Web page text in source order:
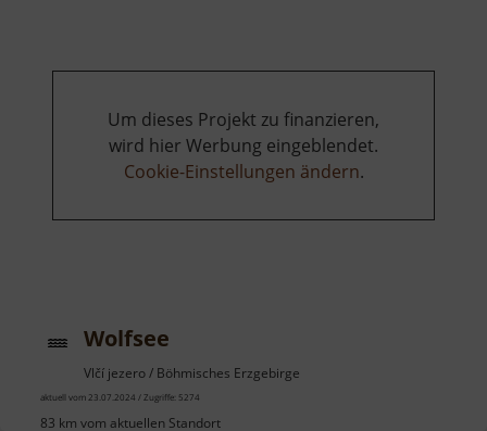
Um dieses Projekt zu finanzieren,
wird hier Werbung eingeblendet.
Cookie-Einstellungen ändern.
Wolfsee
Vlčí jezero / Böhmisches Erzgebirge
aktuell vom 23.07.2024 / Zugriffe: 5274
83 km vom aktuellen Standort